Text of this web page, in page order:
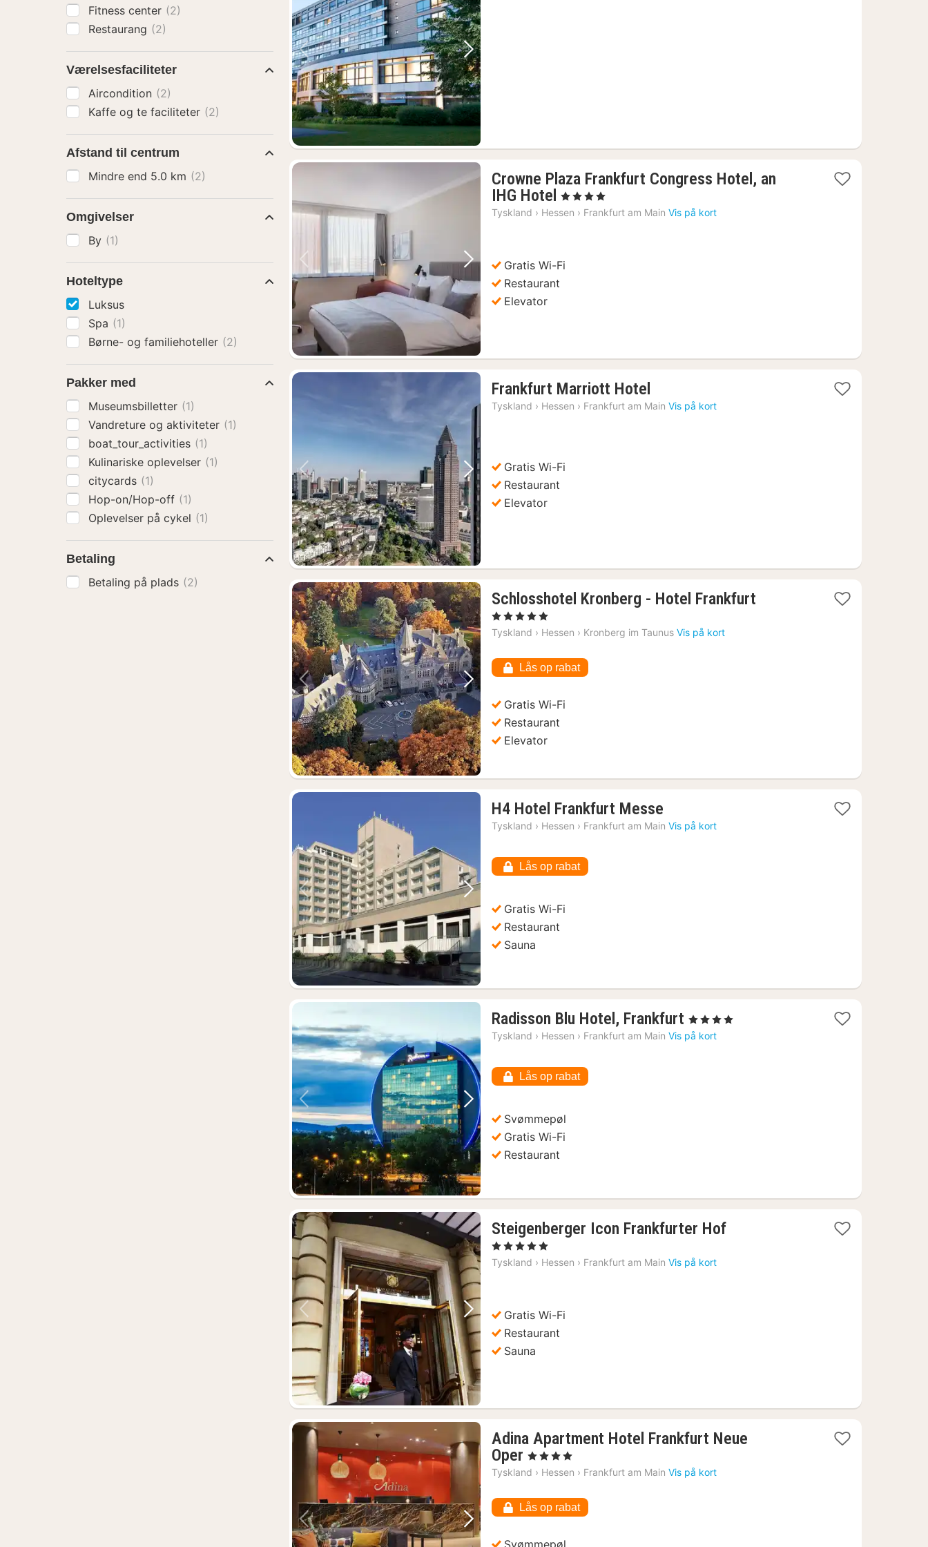
Forrige billede Næste billede
Forrige billede Næste billede
Crowne Plaza Frankfurt Congress Hotel, an
IHG Hotel 1
nat
kr.
, 4 Stjerner
Tyskland › Hessen › Frankfurt am Main Vis på kort
Gratis Wi-Fi
Restaurant
Elevator
Forrige billede Næste billede
Frankfurt Marriott Hotel
nat
Tyskland › Hessen › Frankfurt am Main Vis på kort
Gratis Wi-Fi
Restaurant
Elevator
Forrige billede Næste billede
Schlosshotel Kronberg - Hotel Frankfurt
, 5 Stjerner
Tyskland › Hessen › Kronberg im Taunus Vis på kort
Lås op rabat
Gratis Wi-Fi
Restaurant
Elevator
Forrige billede Næste billede
H4 Hotel Frankfurt Messe
nat
Tyskland › Hessen › Frankfurt am Main Vis på kort
Lås op rabat
Gratis Wi-Fi
Restaurant
Sauna
Forrige billede Næste billede
Radisson Blu Hotel, Frankfurt 1
nat
, 4 Stjerner
Tyskland › Hessen › Frankfurt am Main Vis på kort
Lås op rabat
Svømmepøl
Gratis Wi-Fi
Restaurant
Forrige billede Næste billede
Steigenberger Icon Frankfurter Hof1
, 5 Stjerner
Tyskland › Hessen › Frankfurt am Main Vis på kort
Gratis Wi-Fi
Restaurant
Sauna
Forrige billede Næste billede
Adina Apartment Hotel Frankfurt Neue
Oper 1
nat
833
kr.
, 4 Stjerner
Tyskland › Hessen › Frankfurt am Main Vis på kort
Lås op rabat
Svømmepøl
Fitness center (2)
Restaurang (2)
Værelsesfaciliteter
Aircondition (2)
Kaffe og te faciliteter (2)
Afstand til centrum
Mindre end 5.0 km (2)
Omgivelser
By (1)
Hoteltype
Luksus
Spa (1)
Børne- og familiehoteller (2)
Pakker med
Museumsbilletter (1)
Vandreture og aktiviteter (1)
boat_tour_activities (1)
Kulinariske oplevelser (1)
citycards (1)
Hop-on/Hop-off (1)
Oplevelser på cykel (1)
Betaling
Betaling på plads (2)